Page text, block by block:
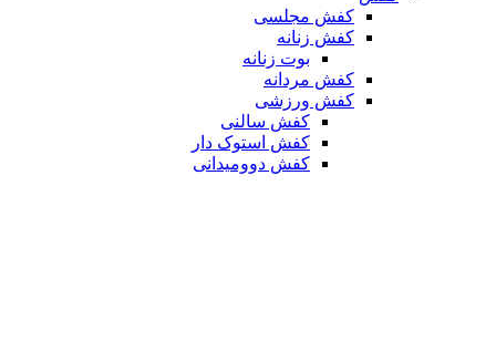
کفش مجلسی
کفش زنانه
بوت زنانه
کفش مردانه
کفش ورزشی
کفش سالنی
کفش استوک دار
کفش دوومیدانی